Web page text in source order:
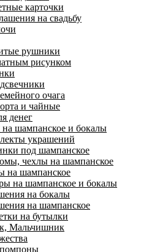
карточки
на свадьбу
рушники
рисунком
очага
и чайные
денег
шампанское и бокалы
украшений
под шампанское
чехлы на шампанское
на шампанское
на шампанское и бокалы
на бокалы
на шампанское
на бутылки
Мальчишник